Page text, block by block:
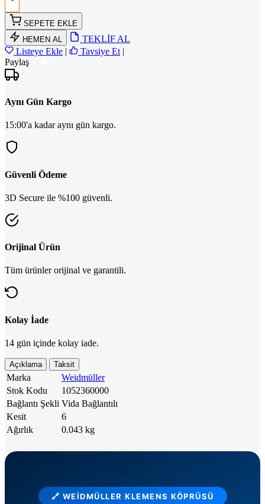
SEPETE EKLE
HEMEN AL
TEKLİF AL
Listeye Ekle | Tavsiye Et |
Paylaş
Aynı Gün Kargo
15:00'a kadar aynı gün kargo.
Güvenli Ödeme
3D Secure ile %100 güvenli.
Orijinal Ürün
Tüm ürünler orijinal ve garantili.
Kolay İade
14 gün içinde kolay iade.
Açıklama Taksit
Marka
Weidmüller
Stok Kodu
1052360000
Bağlantı Şekli Vida Bağlantılı
Kesit
6
Ağırlık
0.043 kg
🔗 WEİDMÜLLER KLEMENS KÖPRÜSÜ